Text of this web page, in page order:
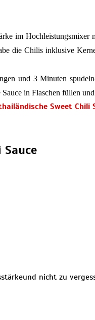
im
die Chilis inklusive
und 3 Minuten
in Flaschen füllen
Sauce
nicht zu